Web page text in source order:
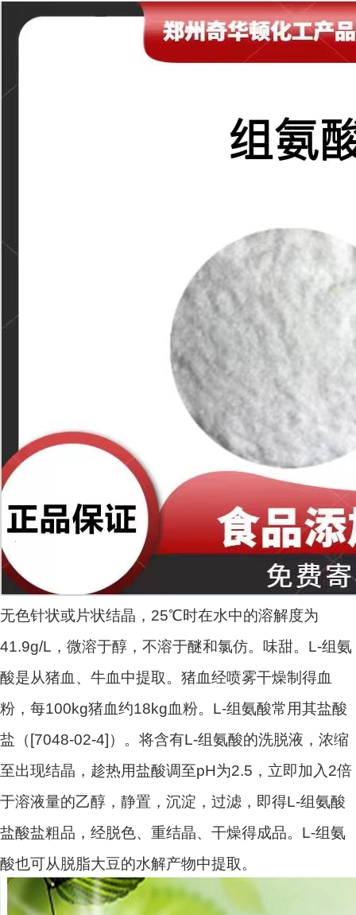
无色针状或片状结晶，25℃时在水中的溶解度为
41.9g/L，微溶于醇，不溶于醚和氯仿。味甜。L-组氨
酸是从猪血、牛血中提取。猪血经喷雾干燥制得血
粉，每100kg猪血约18kg血粉。L-组氨酸常用其盐酸
盐（[7048-02-4]）。将含有L-组氨酸的洗脱液，浓缩
至出现结晶，趁热用盐酸调至pH为2.5，立即加入2倍
于溶液量的乙醇，静置，沉淀，过滤，即得L-组氨酸
盐酸盐粗品，经脱色、重结晶、干燥得成品。L-组氨
酸也可从脱脂大豆的水解产物中提取。